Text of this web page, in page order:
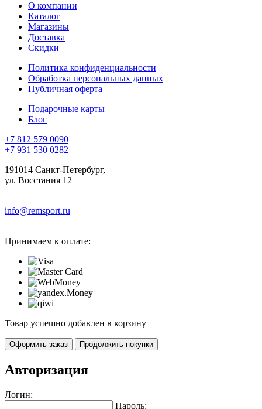
О компании
Каталог
Магазины
Доставка
Скидки
Политика конфиденциальности
Обработка персональных данных
Публичная оферта
Подарочные карты
Блог
+7 812 579 0090
+7 931 530 0282
191014 Санкт-Петербург,
ул. Восстания 12
info@remsport.ru
Принимаем к оплате:
Товар успешно добавлен в корзину
Оформить заказ Продолжить покупки
Авторизация
Логин:
Пароль: